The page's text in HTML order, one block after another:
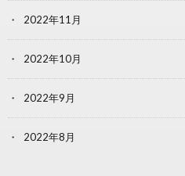
2022年11月
2022年10月
2022年9月
2022年8月